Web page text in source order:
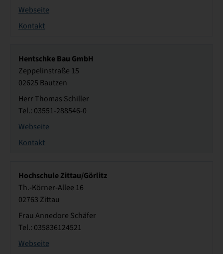
Webseite
Kontakt
Hentschke Bau GmbH
Zeppelinstraße 15
02625 Bautzen
Herr Thomas Schiller
Tel.: 03551-288546-0
Webseite
Kontakt
Hochschule Zittau/Görlitz
Th.-Körner-Allee 16
02763 Zittau
Frau Annedore Schäfer
Tel.: 035836124521
Webseite